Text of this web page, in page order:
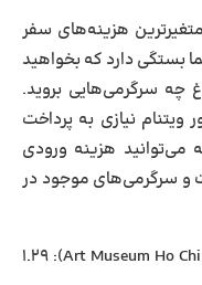
متغیرترین هزینه‌های سفر
بستگی دارد که بخواهید
چه سرگرمی‌هایی بروید.
ویتنام نیازی به پرداخت
در ادامه می‌توانید هزینه ورودی
و سرگرمی‌های موجود در
موزه هنر هوشی مین (Art Museum Ho Chi Minh City): 1.29